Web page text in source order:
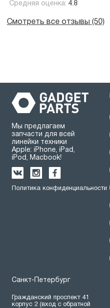
Средняя оценка: 4.8
Смотреть все отзывы (50)
Мы предлагаем
запчасти для всей
линейки техники
Apple: iPhone, iPad,
iPod, Macbook!
Политика конфиденциальности
Санкт-Петербург
Гражданский проспект 41
корпус 2 (вход с обратной